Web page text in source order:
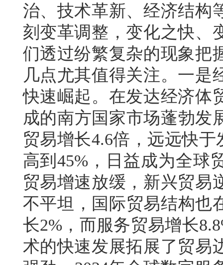
治、技术革新、经济结构
刻变革调整，变化之快、
们透过纷繁复杂的现象把
几点尤其值得关注。一是
快速崛起。在发达经济体
成的南方国家市场蓬勃发
贸易增长4.6倍，远远快
高到45%，日益成为全球
贸易增速放缓，新兴贸易
不平坦，国际贸易结构也
长2%，而服务贸易增长
术的快速发展拓展了贸易